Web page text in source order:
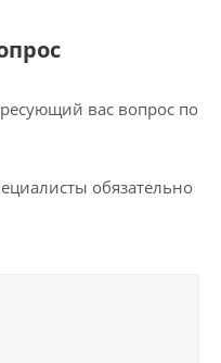
вас вопрос по
обязательно